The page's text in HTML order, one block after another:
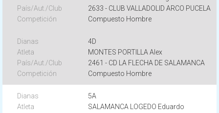
2633 - CLUB VALLADOLID ARCO PUCELA
Compuesto Hombre
4D
MONTES PORTILLA Alex
2461 - CD LA FLECHA DE SALAMANCA
Compuesto Hombre
5A
SALAMANCA LOGEDO Eduardo